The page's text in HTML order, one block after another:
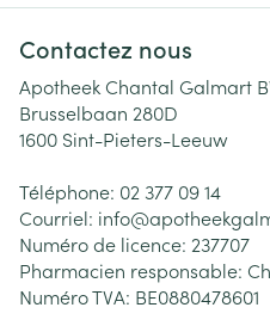
Contactez nous
Apotheek Chantal Galmart
Brusselbaan 280D
1600 Sint-Pieters-Leeuw
Téléphone: 02 377 09 14
Courriel: info@
Numéro de licence: 237707
Pharmacien responsable:
Numéro TVA: BE0880478601